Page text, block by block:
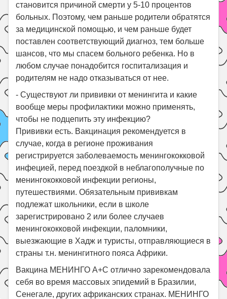
становится причиной смерти у 5-10 процентов
больных. Поэтому, чем раньше родители обратятся
за медицинской помощью, и чем раньше будет
поставлен соответствующий диагноз, тем больше
шансов, что мы спасем больного ребенка. Но в
любом случае понадобится госпитализация и
родителям не надо отказываться от нее.
- Существуют ли прививки от менингита и какие
вообще меры профилактики можно применять,
чтобы не подцепить эту инфекцию?
Прививки есть. Вакцинация рекомендуется в
случае, когда в регионе проживания
регистрируется заболеваемость менингококковой
инфецией, перед поездкой в неблагополучные по
менингококковой инфекции регионы,
путешествиями. Обязательным прививкам
подлежат школьники, если в школе
зарегистрировано 2 или более случаев
менингококковой инфекции, паломники,
выезжающие в Хадж и туристы, отправляющиеся в
страны т.н. менингитного пояса Африки.
Вакцина МЕНИНГО А+С отлично зарекомендовала
себя во время массовых эпидемий в Бразилии,
Сенегале, других африканских странах. МЕНИНГО